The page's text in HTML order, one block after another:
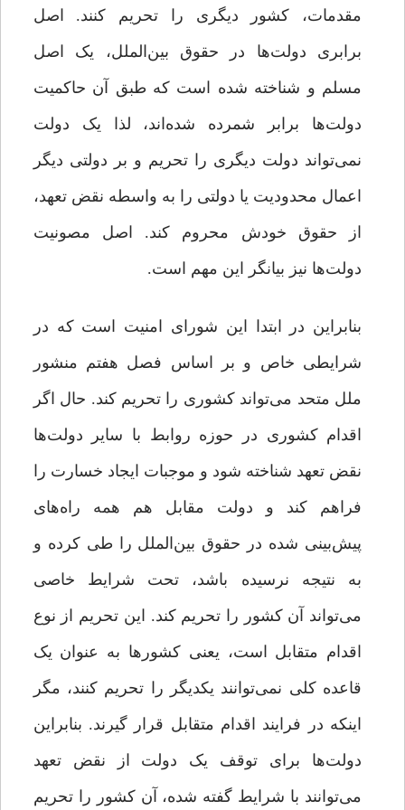
مقدمات، کشور دیگری را تحریم کنند. اصل
برابری دولت‌ها در حقوق بین‌الملل، یک اصل
مسلم و شناخته شده است که طبق آن حاکمیت
دولت‌ها برابر شمرده شده‌اند، لذا یک دولت
نمی‌تواند دولت دیگری را تحریم و بر دولتی دیگر
اعمال محدودیت یا دولتی را به واسطه نقض تعهد،
از حقوق خودش محروم کند. اصل مصونیت
دولت‌ها نیز بیانگر این مهم است.
بنابراین در ابتدا این شورای امنیت است که در
شرایطی خاص و بر اساس فصل هفتم منشور
ملل متحد می‌تواند کشوری را تحریم کند. حال اگر
اقدام کشوری در حوزه روابط با سایر دولت‌ها
نقض تعهد شناخته شود و موجبات ایجاد خسارت را
فراهم کند و دولت مقابل هم همه راه‌های
پیش‌بینی شده در حقوق بین‌الملل را طی کرده و
به نتیجه نرسیده باشد، تحت شرایط خاصی
می‌تواند آن کشور را تحریم کند. این تحریم از نوع
اقدام متقابل است، یعنی کشورها به عنوان یک
قاعده کلی نمی‌توانند یکدیگر را تحریم کنند، مگر
اینکه در فرایند اقدام متقابل قرار گیرند. بنابراین
دولت‌ها برای توقف یک دولت از نقض تعهد
می‌توانند با شرایط گفته شده، آن کشور را تحریم